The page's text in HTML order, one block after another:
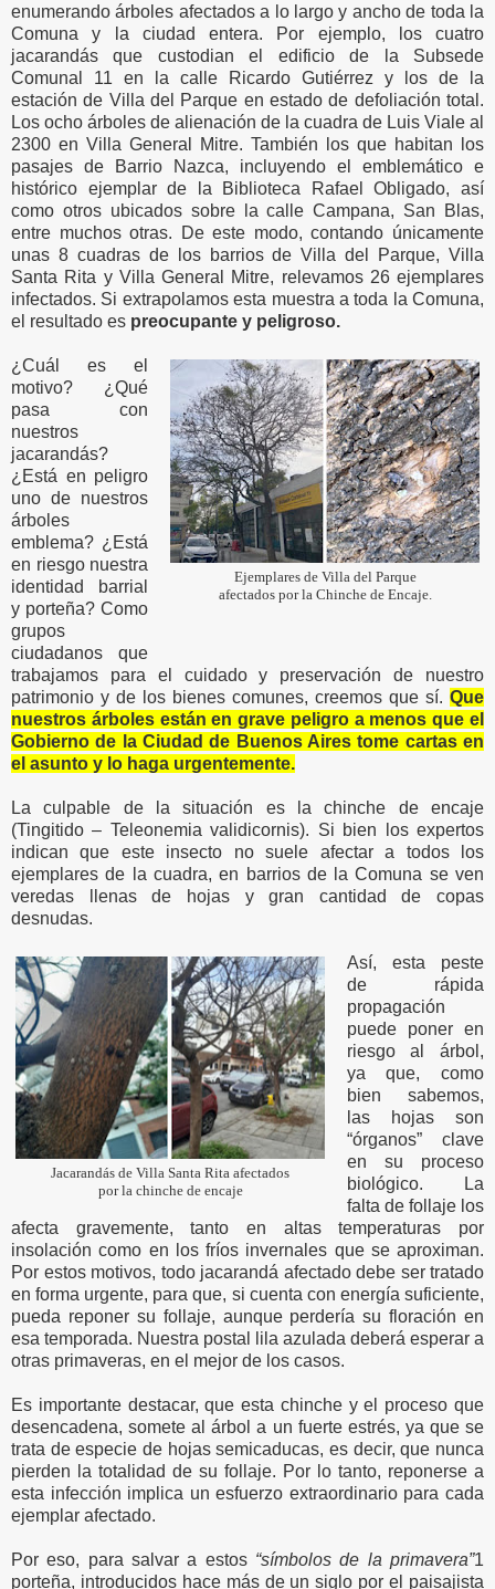
enumerando árboles afectados a lo largo y ancho de toda la
Comuna y la ciudad entera. Por ejemplo, los cuatro
jacarandás que custodian el edificio de la Subsede
Comunal 11 en la calle Ricardo Gutiérrez y los de la
estación de Villa del Parque en estado de defoliación total.
Los ocho árboles de alienación de la cuadra de Luis Viale al
2300 en Villa General Mitre. También los que habitan los
pasajes de Barrio Nazca, incluyendo el emblemático e
histórico ejemplar de la Biblioteca Rafael Obligado, así
como otros ubicados sobre la calle Campana, San Blas,
entre muchos otras. De este modo, contando únicamente
unas 8 cuadras de los barrios de Villa del Parque, Villa
Santa Rita y Villa General Mitre, relevamos 26 ejemplares
infectados. Si extrapolamos esta muestra a toda la Comuna,
el resultado es preocupante y peligroso.
Ejemplares de Villa del Parque
afectados por la Chinche de Encaje.
¿Cuál es el
motivo? ¿Qué
pasa con
nuestros
jacarandás?
¿Está en peligro
uno de nuestros
árboles
emblema? ¿Está
en riesgo nuestra
identidad barrial
y porteña? Como
grupos
ciudadanos que
trabajamos para el cuidado y preservación de nuestro
patrimonio y de los bienes comunes, creemos que sí. Que
nuestros árboles están en grave peligro a menos que el
Gobierno de la Ciudad de Buenos Aires tome cartas en
el asunto y lo haga urgentemente.
La culpable de la situación es la chinche de encaje
(Tingitido – Teleonemia validicornis). Si bien los expertos
indican que este insecto no suele afectar a todos los
ejemplares de la cuadra, en barrios de la Comuna se ven
veredas llenas de hojas y gran cantidad de copas
desnudas.
Jacarandás de Villa Santa Rita afectados
por la chinche de encaje
Así, esta peste
de rápida
propagación
puede poner en
riesgo al árbol,
ya que, como
bien sabemos,
las hojas son
“órganos” clave
en su proceso
biológico. La
falta de follaje los
afecta gravemente, tanto en altas temperaturas por
insolación como en los fríos invernales que se aproximan.
Por estos motivos, todo jacarandá afectado debe ser tratado
en forma urgente, para que, si cuenta con energía suficiente,
pueda reponer su follaje, aunque perdería su floración en
esa temporada. Nuestra postal lila azulada deberá esperar a
otras primaveras, en el mejor de los casos.
Es importante destacar, que esta chinche y el proceso que
desencadena, somete al árbol a un fuerte estrés, ya que se
trata de especie de hojas semicaducas, es decir, que nunca
pierden la totalidad de su follaje. Por lo tanto, reponerse a
esta infección implica un esfuerzo extraordinario para cada
ejemplar afectado.
Por eso, para salvar a estos “símbolos de la primavera”1
porteña, introducidos hace más de un siglo por el paisajista